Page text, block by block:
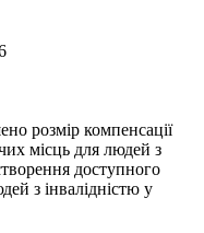
розмір компенсації
місць для людей з
доступного
з інвалідністю у